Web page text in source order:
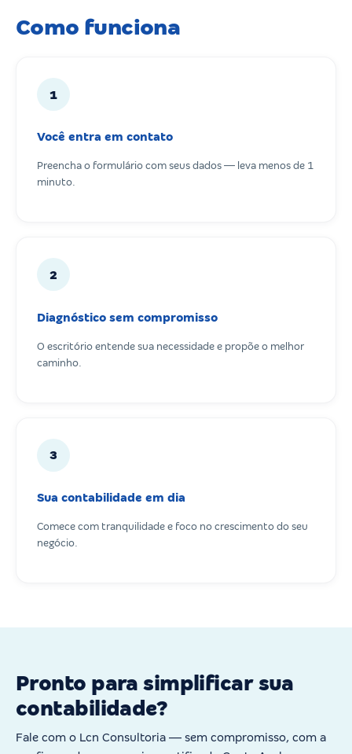
Como funciona
1
Você entra em contato
Preencha o formulário com seus dados — leva menos de 1
minuto.
2
Diagnóstico sem compromisso
O escritório entende sua necessidade e propõe o melhor
caminho.
3
Sua contabilidade em dia
Comece com tranquilidade e foco no crescimento do seu
negócio.
Pronto para simplificar sua
contabilidade?
Fale com o Lcn Consultoria — sem compromisso, com a